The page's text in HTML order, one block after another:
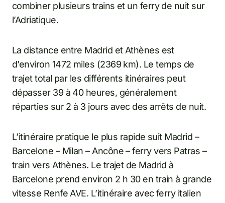
combiner plusieurs trains et un ferry de nuit sur
l’Adriatique.
La distance entre Madrid et Athènes est
d’environ 1472 miles (2369 km). Le temps de
trajet total par les différents itinéraires peut
dépasser 39 à 40 heures, généralement
réparties sur 2 à 3 jours avec des arrêts de nuit.
L’itinéraire pratique le plus rapide suit Madrid –
Barcelone – Milan – Ancône – ferry vers Patras –
train vers Athènes. Le trajet de Madrid à
Barcelone prend environ 2 h 30 en train à grande
vitesse Renfe AVE. L’itinéraire avec ferry italien